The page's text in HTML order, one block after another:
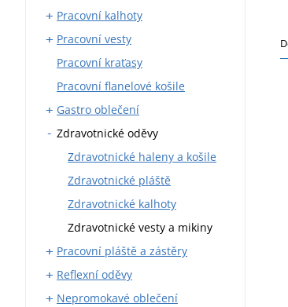
Blůzy
Montérkové komplety
Pracovní kombinézy
Zateplené montérky
Pracovní kalhoty
Kalhoty do pasu
Kalhoty s laclem
Pracovní vesty
S kapsami
Zateplené
Pracovní kraťasy
Pracovní flanelové košile
Gastro oblečení
Pracovní kalhoty
Zástěry
Pláště
Košile a haleny
Kuchařské rondony
Kuchařské čepice
Vesty a mikiny
Kravaty
Zdravotnické oděvy
Zdravotnické haleny a košile
Zdravotnické pláště
Zdravotnické kalhoty
Zdravotnické vesty a mikiny
Pracovní pláště a zástěry
Kovářské zástěry
Svářečské zástěry
Reflexní oděvy
Reflexní vesty
Nepromokavé oblečení